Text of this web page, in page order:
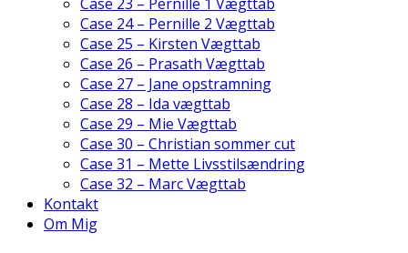
Case 24 – Pernille 2 Vægttab
Case 25 – Kirsten Vægttab
Case 26 – Prasath Vægttab
Case 27 – Jane opstramning
Case 28 – Ida vægttab
Case 29 – Mie Vægttab
Case 30 – Christian sommer cut
Case 31 – Mette Livsstilsændring
Case 32 – Marc Vægttab
Kontakt
Om Mig